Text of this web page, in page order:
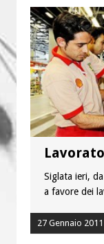
Siglata ieri,
a favore dei
27 Gennaio